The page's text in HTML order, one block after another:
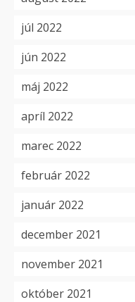
júl 2022
jún 2022
máj 2022
apríl 2022
marec 2022
február 2022
január 2022
december 2021
november 2021
október 2021